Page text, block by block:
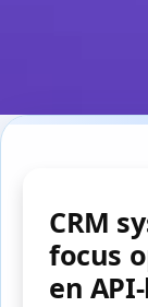
CRM
focus
en